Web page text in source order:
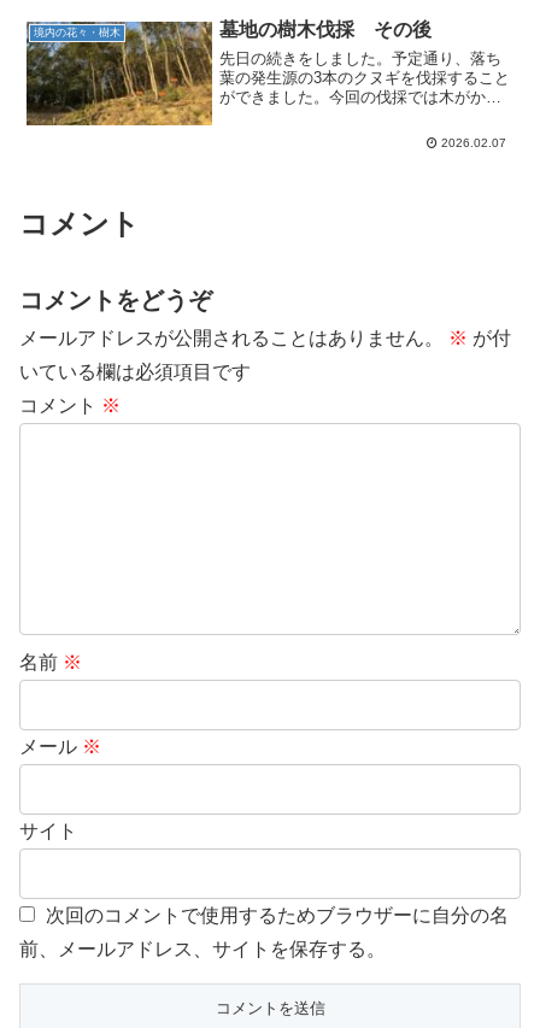
せんね。カメラを設置して...
境内の花々・樹木 墓地の樹木伐採 その後
先日の続きをしました。予定通り、落ち
葉の発生源の3本のクヌギを伐採すること
ができました。今回の伐採では木がかな
ルを2本使い、無事お墓を避けて伐採する
2026.02.07
コメント
コメントをどうぞ
メールアドレスが公開されることはありません。 ※ が付
いている欄は必須項目です
コメント ※
名前 ※
メール ※
サイト
次回のコメントで使用するためブラウザーに自分の名
前、メールアドレス、サイトを保存する。